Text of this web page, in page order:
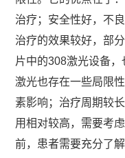
治疗；安全性好，不
治疗的效果较好，部
片中的308激光设备
激光也存在一些局限
素影响；治疗周期较
用相对较高，需要考
前，患者需要充分了